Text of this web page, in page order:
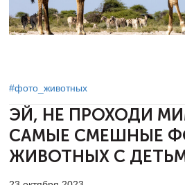
#фото_животных
ЭЙ, НЕ ПРОХОДИ
САМЫЕ СМЕШНЫЕ
ЖИВОТНЫХ С